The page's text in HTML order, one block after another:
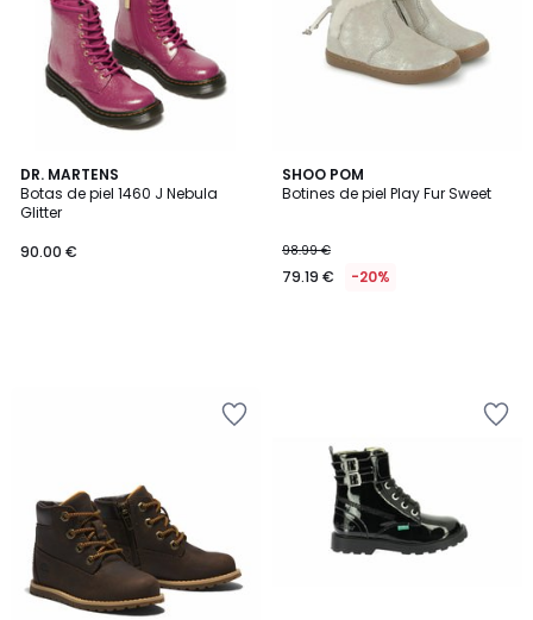
DR. MARTENS
Botas de piel 1460 J Nebula
Glitter
90.00 €
SHOO POM
Botines de piel Play Fur Sweet
98.99 €
79.19 € -20%